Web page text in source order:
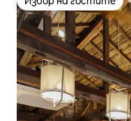
Избор на гостите